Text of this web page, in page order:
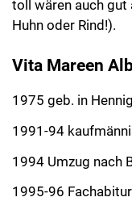
toll wären auch gut
Huhn oder Rind!).
Vita Mareen
1975 geb. in
1991-94
1994 Umzug nach
1995-96